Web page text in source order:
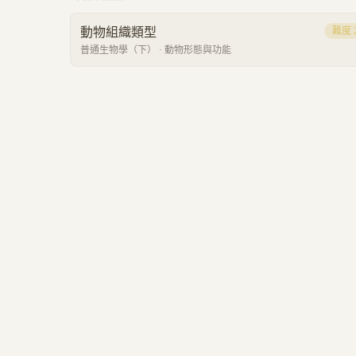
動物組織類型
普通生物學（下） · 動物形態與功能
難度